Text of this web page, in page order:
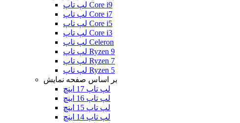
لپ تاپ Core i9
لپ تاپ Core i7
لپ تاپ Core i5
لپ تاپ Core i3
لپ تاپ Celeron
لپ تاپ Ryzen 9
لپ تاپ Ryzen 7
لپ تاپ Ryzen 5
بر اساس صفحه نمایش
لپ تاپ 17 اینچ
لپ تاپ 16 اینچ
لپ تاپ 15 اینچ
لپ تاپ 14 اینچ